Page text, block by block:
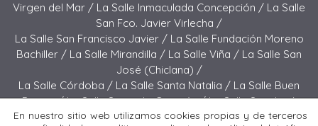
Virgen del Mar / La Salle Inmaculada Concepción / La Salle
San Fco. Javier Virlecha /
La Salle San Francisco Javier / La Salle Fundación Moreno
Bachiller / La Salle Mirandilla / La Salle Viña / La Salle San
José (Chiclana) /
La Salle Córdoba / La Salle Santa Natalia / La Salle Buen
Pastor /La Salle Sagrado Corazón /La Salle San José
(Jerez) / La Salle El Carmen (Melilla) /
En nuestro sitio web utilizamos cookies propias y de terceros